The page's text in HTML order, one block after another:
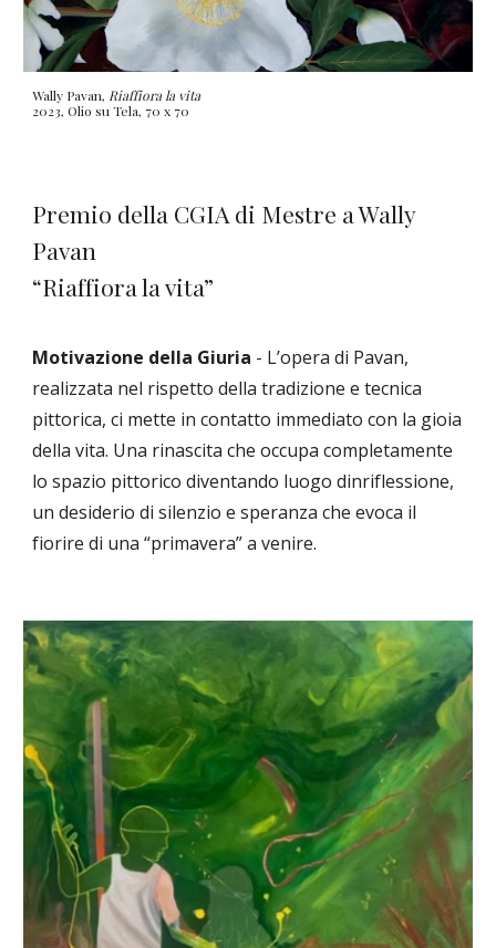
Wally Pavan, Riaffiora la vita
2023, Olio su Tela, 70 x 70
Premio della CGIA di Mestre a Wally
Pavan
“Riaffiora la vita”
Motivazione della Giuria - L’opera di Pavan,
realizzata nel rispetto della tradizione e tecnica
pittorica, ci mette in contatto immediato con la gioia
della vita. Una rinascita che occupa completamente
lo spazio pittorico diventando luogo dinriflessione,
un desiderio di silenzio e speranza che evoca il
fiorire di una “primavera” a venire.